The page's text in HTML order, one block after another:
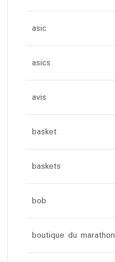
asic
asics
avis
basket
baskets
bob
boutique du marathon